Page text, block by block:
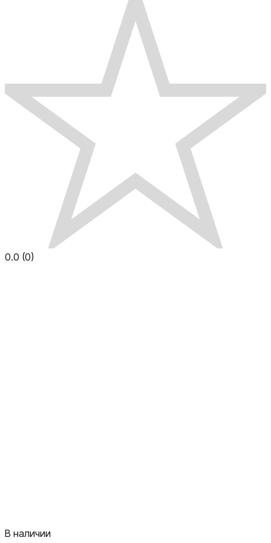
0.0 (0)
В наличии